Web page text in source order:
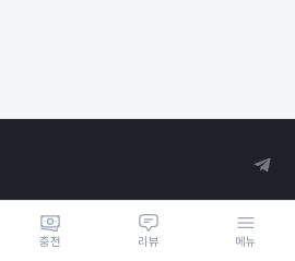
충전 리뷰 메뉴